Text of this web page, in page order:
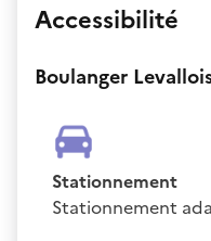
Accessibilité
Boulanger
Stationnement
Stationnement